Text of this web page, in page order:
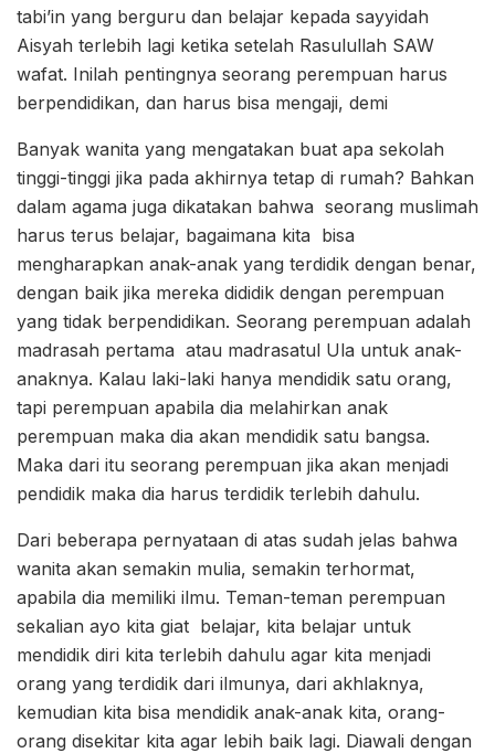
tabi’in yang berguru dan belajar kepada sayyidah
Aisyah terlebih lagi ketika setelah Rasulullah SAW
wafat. Inilah pentingnya seorang perempuan harus
berpendidikan, dan harus bisa mengaji, demi
Banyak wanita yang mengatakan buat apa sekolah
tinggi-tinggi jika pada akhirnya tetap di rumah? Bahkan
dalam agama juga dikatakan bahwa seorang muslimah
harus terus belajar, bagaimana kita bisa
mengharapkan anak-anak yang terdidik dengan benar,
dengan baik jika mereka dididik dengan perempuan
yang tidak berpendidikan. Seorang perempuan adalah
madrasah pertama atau madrasatul Ula untuk anak-
anaknya. Kalau laki-laki hanya mendidik satu orang,
tapi perempuan apabila dia melahirkan anak
perempuan maka dia akan mendidik satu bangsa.
Maka dari itu seorang perempuan jika akan menjadi
pendidik maka dia harus terdidik terlebih dahulu.
Dari beberapa pernyataan di atas sudah jelas bahwa
wanita akan semakin mulia, semakin terhormat,
apabila dia memiliki ilmu. Teman-teman perempuan
sekalian ayo kita giat belajar, kita belajar untuk
mendidik diri kita terlebih dahulu agar kita menjadi
orang yang terdidik dari ilmunya, dari akhlaknya,
kemudian kita bisa mendidik anak-anak kita, orang-
orang disekitar kita agar lebih baik lagi. Diawali dengan